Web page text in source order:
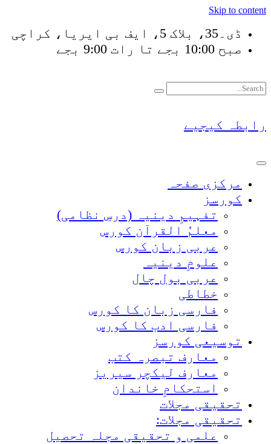
Skip to content
ڈی۔35، بلاک 5، ایف بی ایریا، کراچی
صبح 10:00 بجے تا رات 9:00 بجے
رابطہ کیجیے
مرکزی صفحہ
کورسز
تفہیمِ دینیہ (درسِ نظامی)
معلمُ القرآن کورس
عربی زبان کورس
علومِ دینیہ
عربی بول چال
خطاطی
فارسی زبان کا کورس
فارسی ادب کا کورس
توسیعی کورسز
معارف تبصرہ کتب
معارف لیکچر سیریز
استحکامِ خاندان
تحقیقی مجلات
تحقیقی مجلات:
علمی و تحقیقی مجلہ تحصیل